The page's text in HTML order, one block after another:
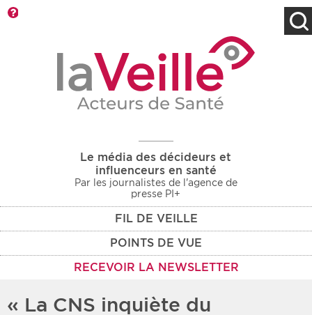
Le média des décideurs et
influenceurs en santé
Par les journalistes de l'agence de
presse PI+
FIL DE VEILLE
POINTS DE VUE
RECEVOIR LA NEWSLETTER
Rendez-vous des 7
prochains jours
Recherche par mots clés
Type d'information
Rendez-vous
Protection sociale
Médico-social
Zone géographique
« La CNS inquiète du